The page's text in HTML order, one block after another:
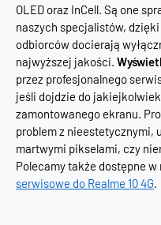
OLED oraz InCell. Są one
naszych specjalistów,
odbiorców docierają
najwyższej jakości.
przez profesjonalnego
jeśli dojdzie do
zamontowanego ekranu.
problem z
martwymi pikselami, czy
Polecamy także dostępne
serwisowe do Realme 10 4G.